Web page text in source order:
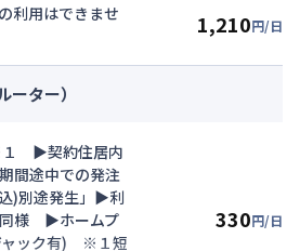
利用はできませ
1,210円/日
ター）
１ ▶契約住居内
間途中での発注
)別途発生」▶利
同様 ▶ホームプ
ャック有) ※１短
330円/日